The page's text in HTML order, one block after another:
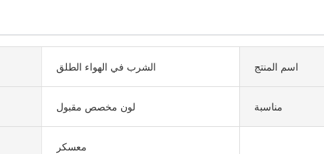
الشرب في الهواء الطلق اسم المنتج
لون مخصص مقبول مناسبة
معسكر